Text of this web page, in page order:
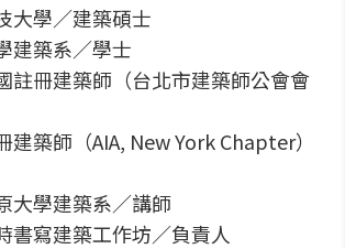
學／建築碩士
築系／學士
冊建築師（台北市建築師公會會
師（AIA, New York Chapter）
學建築系／講師
寫建築工作坊／負責人